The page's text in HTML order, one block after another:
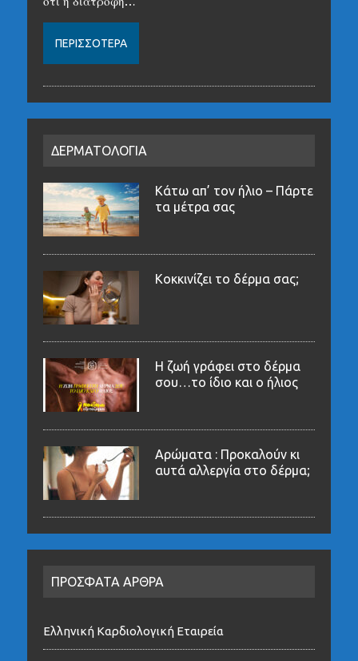
ΠΕΡΙΣΣΌΤΕΡΑ
ΔΕΡΜΑΤΟΛΟΓΙΑ
Κάτω απ’ τον ήλιο – Πάρτε
τα μέτρα σας
Κοκκινίζει το δέρμα σας;
Η ζωή γράφει στο δέρμα
σου…το ίδιο και ο ήλιος
Αρώματα : Προκαλούν κι
αυτά αλλεργία στο δέρμα;
ΠΡΟΣΦΑΤΑ ΑΡΘΡΑ
Ελληνική Καρδιολογική Εταιρεία